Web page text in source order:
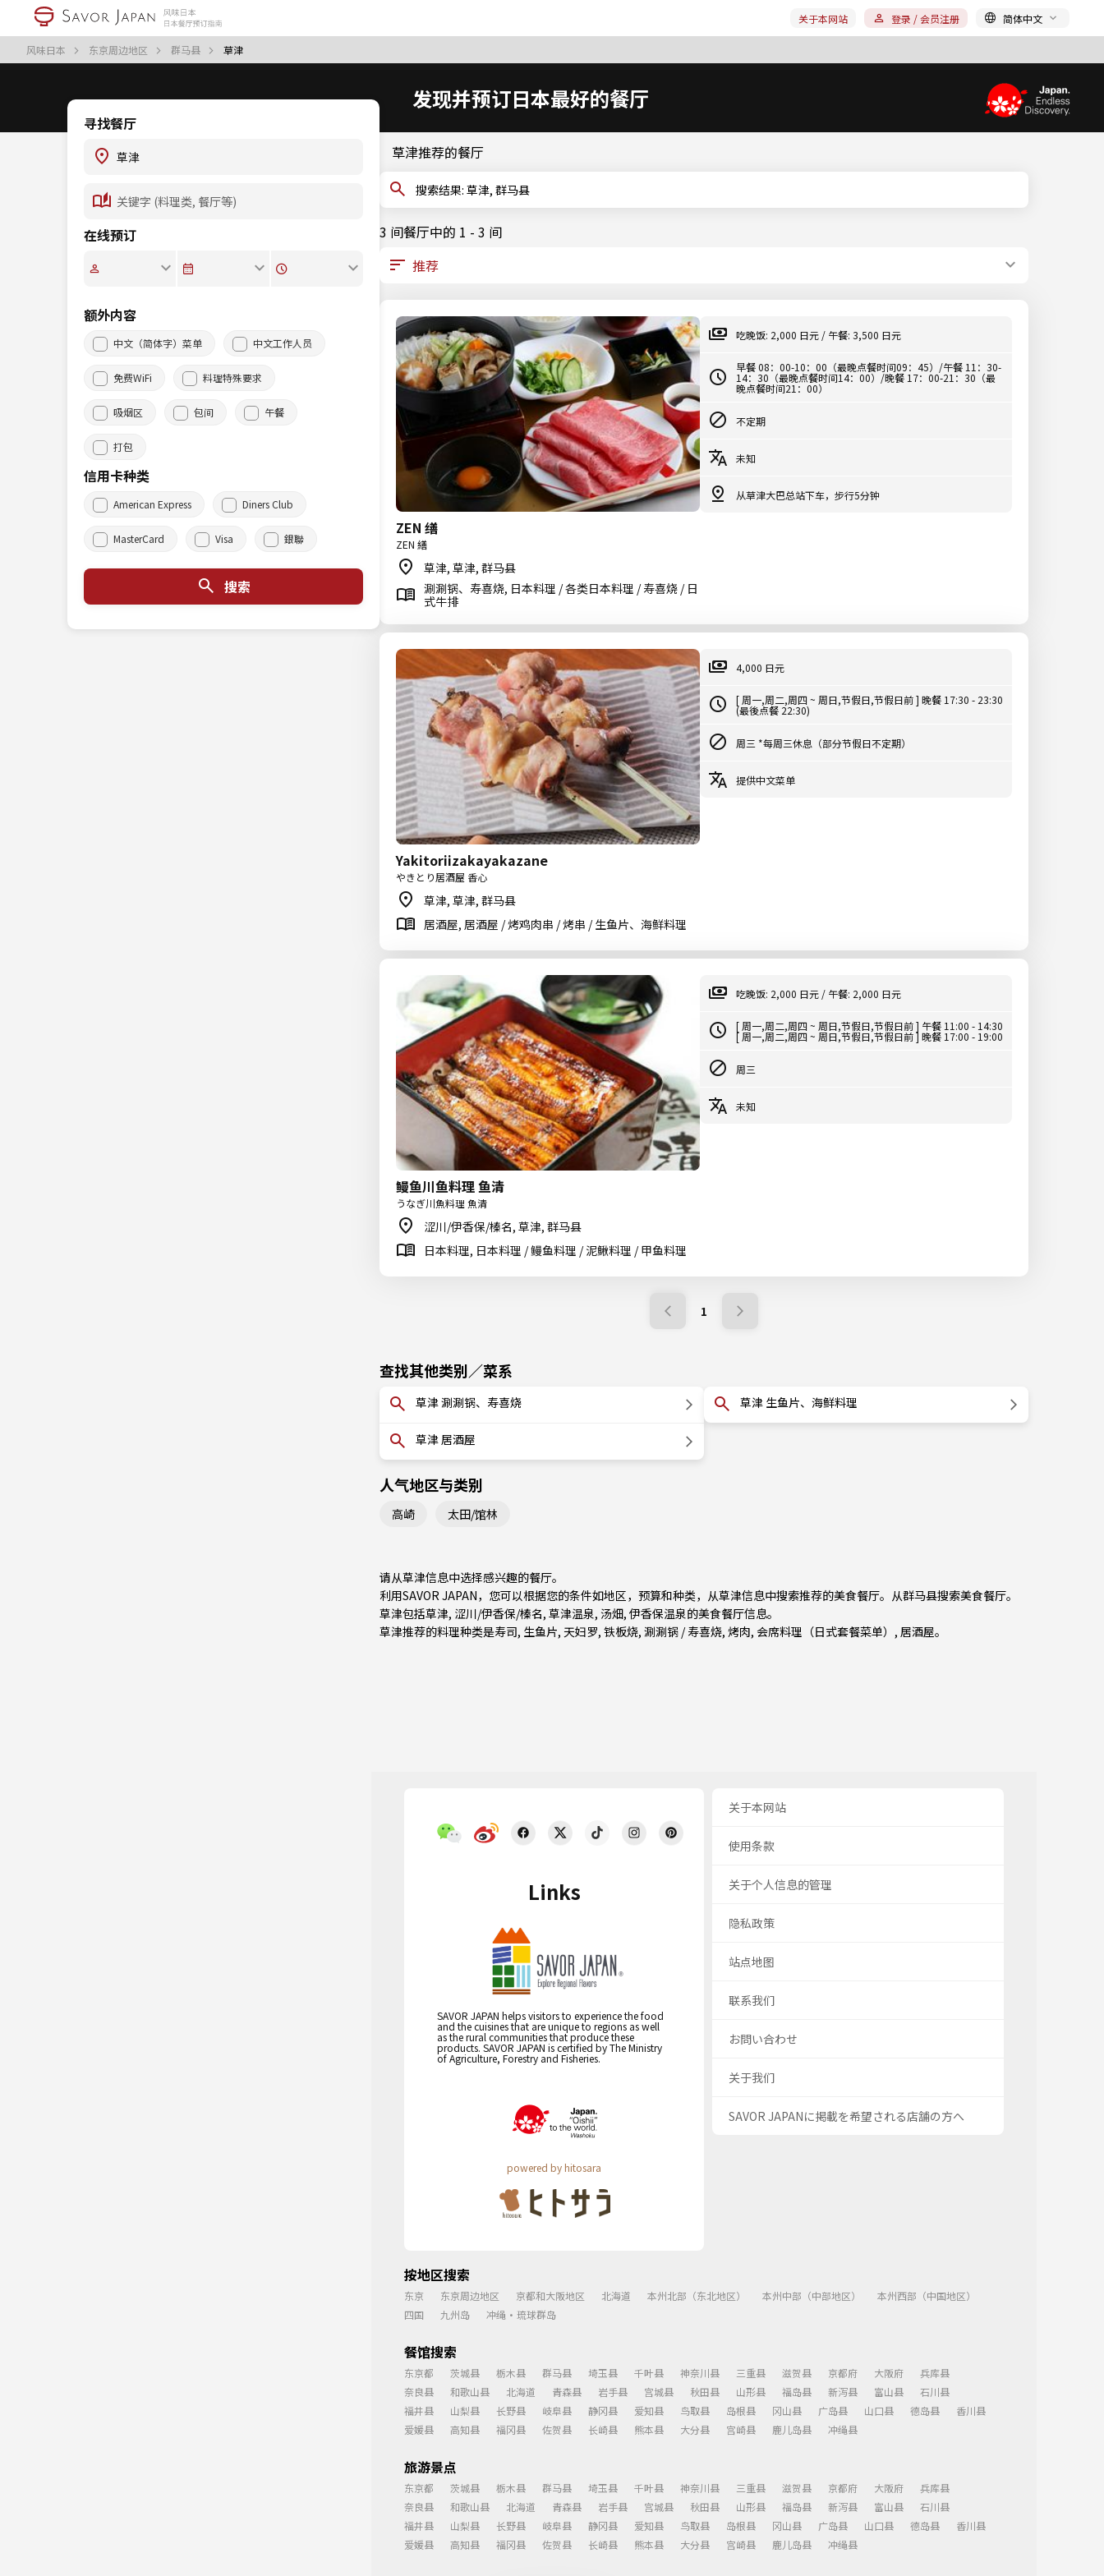
风味日本 东京周边地区 群马县 草津
关于本网站 登录 / 会员注册 简体中文
发现并预订日本最好的餐厅
寻找餐厅
在线预订
额外内容
中文（简体字）菜单 中文工作人员
免费WiFi 料理特殊要求
吸烟区 包间 午餐
打包
信用卡种类
American Express Diners Club
MasterCard Visa 銀聯
搜索
草津推荐的餐厅
搜索结果: 草津, 群马县
3 间餐厅中的 1 - 3 间
ZEN 缮
ZEN 繕
草津, 草津, 群马县
涮涮锅、寿喜烧, 日本料理 / 各类日本料理 / 寿喜烧 / 日
式牛排
吃晚饭: 2,000 日元 / 午餐: 3,500 日元
早餐 08：00-10：00（最晚点餐时间09：45）/午餐 11：30-
14：30（最晚点餐时间14：00）/晚餐 17：00-21：30（最
晚点餐时间21：00）
不定期
未知
从草津大巴总站下车，步行5分钟
Yakitoriizakayakazane
やきとり居酒屋 香心
草津, 草津, 群马县
居酒屋, 居酒屋 / 烤鸡肉串 / 烤串 / 生鱼片、海鲜料理
4,000 日元
[ 周一,周二,周四 ~ 周日,节假日,节假日前 ] 晚餐 17:30 - 23:30
(最後点餐 22:30)
周三 *每周三休息（部分节假日不定期）
提供中文菜单
鳗鱼川鱼料理 鱼清
うなぎ川魚料理 魚清
涩川/伊香保/榛名, 草津, 群马县
日本料理, 日本料理 / 鳗鱼料理 / 泥鳅料理 / 甲鱼料理
吃晚饭: 2,000 日元 / 午餐: 2,000 日元
[ 周一,周二,周四 ~ 周日,节假日,节假日前 ] 午餐 11:00 - 14:30
[ 周一,周二,周四 ~ 周日,节假日,节假日前 ] 晚餐 17:00 - 19:00
周三
未知
1
查找其他类别／菜系
草津 涮涮锅、寿喜烧
草津 居酒屋
草津 生鱼片、海鲜料理
人气地区与类别
高崎 太田/馆林
请从草津信息中选择感兴趣的餐厅。
利用SAVOR JAPAN，您可以根据您的条件如地区，预算和种类，从草津信息中搜索推荐的美食餐厅。从群马县搜索美食餐厅。
草津包括草津, 涩川/伊香保/榛名, 草津温泉, 汤畑, 伊香保温泉的美食餐厅信息。
草津推荐的料理种类是寿司, 生鱼片, 天妇罗, 铁板烧, 涮涮锅 / 寿喜烧, 烤肉, 会席料理（日式套餐菜单） , 居酒屋。
Links
SAVOR JAPAN helps visitors to experience the food
and the cuisines that are unique to regions as well
as the rural communities that produce these
products. SAVOR JAPAN is certified by The Ministry
of Agriculture, Forestry and Fisheries.
powered by hitosara
关于本网站
使用条款
关于个人信息的管理
隐私政策
站点地图
联系我们
お問い合わせ
关于我们
SAVOR JAPANに掲載を希望される店舗の方へ
按地区搜索
东京 东京周边地区 京都和大阪地区 北海道 本州北部（东北地区） 本州中部（中部地区）
本州西部（中国地区）
四国
九州岛 冲绳・琉球群岛
餐馆搜索
东京都 茨城县 栃木县 群马县 埼玉县 千叶县 神奈川县 三重县 滋贺县 京都府 大阪府
兵库县
奈良县
和歌山县 北海道 青森县 岩手县 宫城县 秋田县 山形县 福岛县 新泻县 富山县
石川县
福井县
山梨县 长野县 岐阜县 静冈县 爱知县 鸟取县 岛根县 冈山县 广岛县 山口县 德岛县
香川县
爱媛县
高知县 福冈县 佐贺县 长崎县 熊本县 大分县 宫崎县 鹿儿岛县 冲绳县
旅游景点
东京都 茨城县 栃木县 群马县 埼玉县 千叶县 神奈川县 三重县 滋贺县 京都府 大阪府
兵库县
奈良县
和歌山县 北海道 青森县 岩手县 宫城县 秋田县 山形县 福岛县 新泻县 富山县
石川县
福井县
山梨县 长野县 岐阜县 静冈县 爱知县 鸟取县 岛根县 冈山县 广岛县 山口县 德岛县
香川县
爱媛县
高知县 福冈县 佐贺县 长崎县 熊本县 大分县 宫崎县 鹿儿岛县 冲绳县